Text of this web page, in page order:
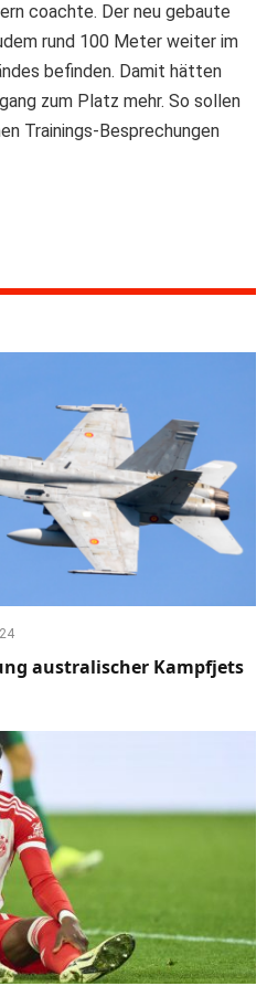
coachte. Der neu gebaute
rund 100 Meter weiter im
befinden. Damit hätten
zum Platz mehr. So sollen
Trainings-Besprechungen
australischer Kampfjets